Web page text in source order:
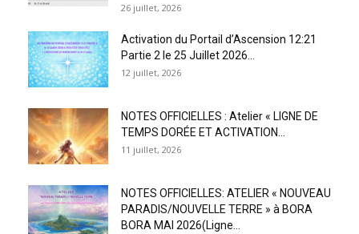
26 juillet, 2026
Activation du Portail d’Ascension 12:21
Partie 2 le 25 Juillet 2026...
12 juillet, 2026
NOTES OFFICIELLES : Atelier « LIGNE DE
TEMPS DORÉE ET ACTIVATION...
11 juillet, 2026
NOTES OFFICIELLES: ATELIER « NOUVEAU
PARADIS/NOUVELLE TERRE » à BORA
BORA MAI 2026(Ligne...